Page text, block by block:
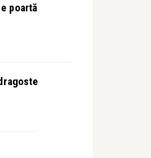
poartă